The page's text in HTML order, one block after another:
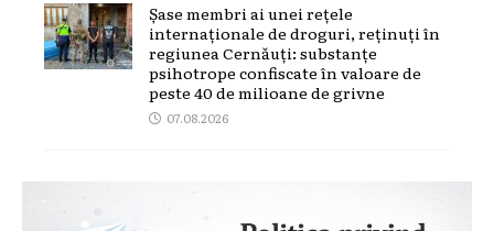
Șase membri ai unei rețele
internaționale de droguri, reținuți în
regiunea Cernăuți: substanțe
psihotrope confiscate în valoare de
peste 40 de milioane de grivne
07.08.2026